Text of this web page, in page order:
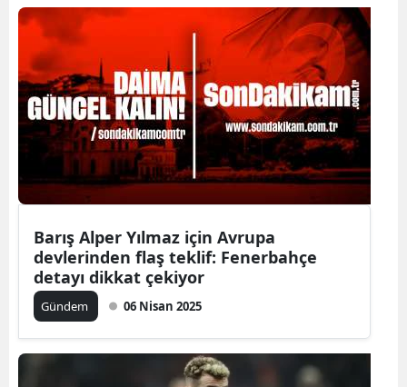
Barış Alper Yılmaz için Avrupa
devlerinden flaş teklif: Fenerbahçe
detayı dikkat çekiyor
Gündem 06 Nisan 2025